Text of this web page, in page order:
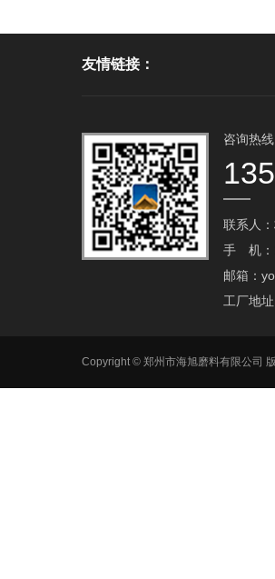
友情链接：
咨询热
联系人
手 机：
邮箱：
工厂地
Copyright © 郑州市海旭磨料有限公